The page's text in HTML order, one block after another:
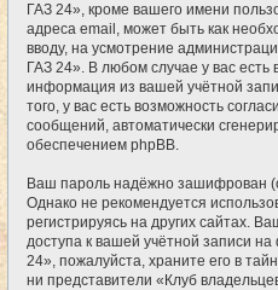
ГАЗ 24», кроме вашего имени
адреса email, может быть как
вводу, на усмотрение
ГАЗ 24». В любом случае у вас есть
информация из вашей учётной
того, у вас есть возможность
сообщений, автоматически
обеспечением phpBB.
Ваш пароль надёжно зашифрован
Однако не рекомендуется
регистрируясь на других сайтах.
доступа к вашей учётной записи
24», пожалуйста, храните его в
ни представители «Клуб